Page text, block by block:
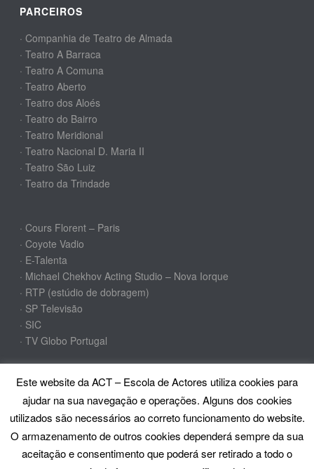
PARCEIROS
· Companhia de Teatro de Almada
· Teatro A Barraca
· Teatro A Comuna
· Teatro Aberto
· Teatro dos Aloés
· Teatro do Bairro
· Teatro Meridional
· Teatro Nacional D. Maria II
· Teatro São Luiz
· Teatro da Trindade
· Cours Florent – Paris
· Coyote Vadio
· E-Talenta
· Michael Chekhov Acting Studio – Nova Iorque
· RTP (estúdio de dobragem)
· SP Televisão
· SIC
· TV Globo Portugal
SIGA-NOS
Este website da ACT – Escola de Actores utiliza cookies para
ajudar na sua navegação e operações. Alguns dos cookies
utilizados são necessários ao correto funcionamento do website.
O armazenamento de outros cookies dependerá sempre da sua
aceitação e consentimento que poderá ser retirado a todo o